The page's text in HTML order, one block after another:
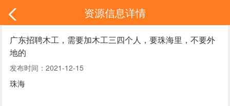
资源信息详情
广东招聘木工，需要加木工三四个人，要珠海里，不要外
地的
发布时间：2021-12-15
珠海